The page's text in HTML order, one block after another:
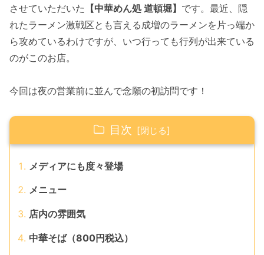
させていただいた 【中華めん処 道頓堀】 です。最近、隠
れたラーメン激戦区とも言える成増のラーメンを片っ端か
ら攻めているわけですが、いつ行っても行列が出来ている
のがこのお店。
今回は夜の営業前に並んで念願の初訪問です！
目次
メディアにも度々登場
メニュー
店内の雰囲気
中華そば（800円税込）